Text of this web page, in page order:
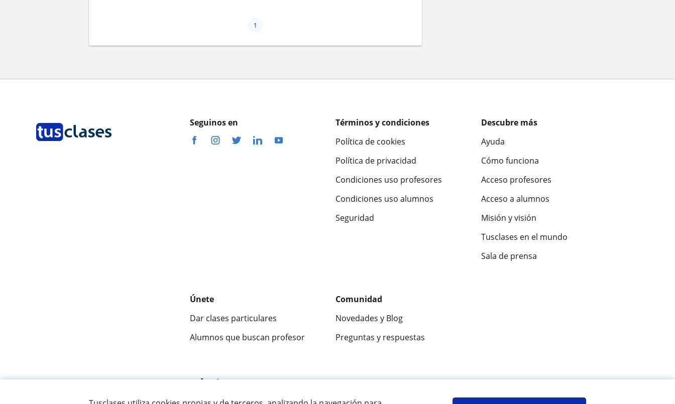
1
Seguinos en
Términos y condiciones
Política de cookies
Política de privacidad
Condiciones uso profesores
Condiciones uso alumnos
Seguridad
Descubre más
Ayuda
Cómo funciona
Acceso profesores
Acceso a alumnos
Misión y visión
Tusclases en el mundo
Sala de prensa
Únete
Dar clases particulares
Alumnos que buscan profesor
Comunidad
Novedades y Blog
Preguntas y respuestas
Fantástica 9,5/10 ★★★★★